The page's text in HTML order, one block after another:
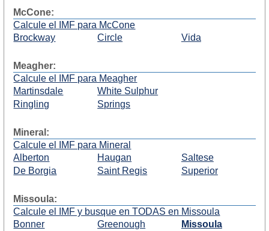
McCone:
Calcule el IMF para McCone
Brockway
Circle Vida
Meagher:
Calcule el IMF para Meagher
Martinsdale
Ringling
White Sulphur
Springs
Mineral:
Calcule el IMF para Mineral
Alberton
De Borgia
Haugan
Saint Regis
Saltese
Superior
Missoula:
Calcule el IMF y busque en TODAS en Missoula
Bonner
Greenough
Missoula